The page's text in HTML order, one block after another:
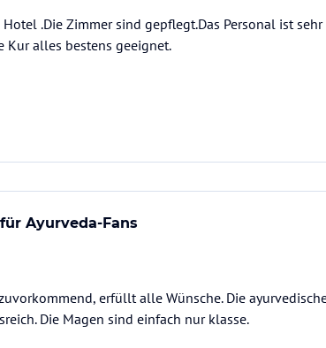
.Die Zimmer sind gepflegt.Das Personal ist
Kur alles bestens geeignet.
Ayurveda-Fans
erfüllt alle Wünsche. Die
Die Magen sind einfach nur klasse.